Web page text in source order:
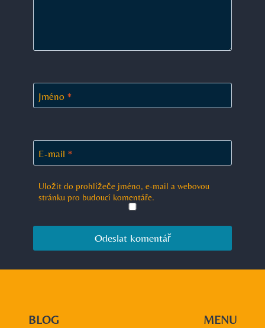
Jméno *
E-mail *
Uložit do prohlížeče jméno, e-mail a webovou
stránku pro budoucí komentáře.
BLOG MENU